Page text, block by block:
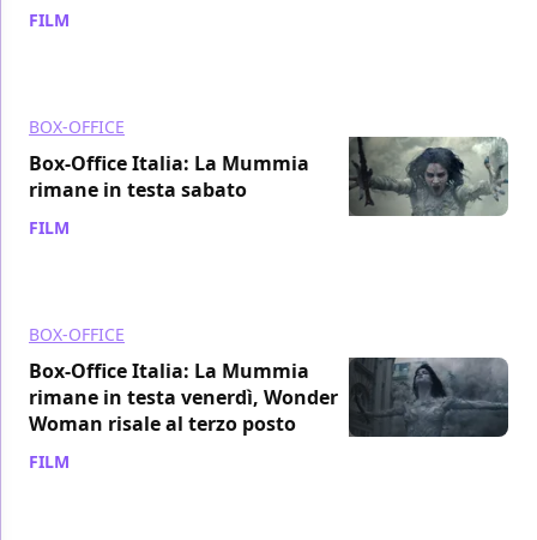
FILM
BOX-OFFICE
Box-Office Italia: La Mummia
rimane in testa sabato
FILM
BOX-OFFICE
Box-Office Italia: La Mummia
rimane in testa venerdì, Wonder
Woman risale al terzo posto
FILM